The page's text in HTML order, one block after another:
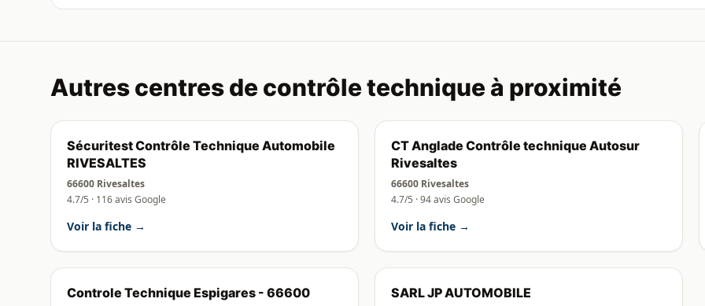
Autres centres de contrôle technique à proximité
Sécuritest Contrôle Technique Automobile
RIVESALTES
66600 Rivesaltes
4.7/5 · 116 avis Google
Voir la fiche →
CT Anglade Contrôle technique Autosur
Rivesaltes
66600 Rivesaltes
4.7/5 · 94 avis Google
Voir la fiche →
Controle Technique Espigares - 66600 SARL JP AUTOMOBILE